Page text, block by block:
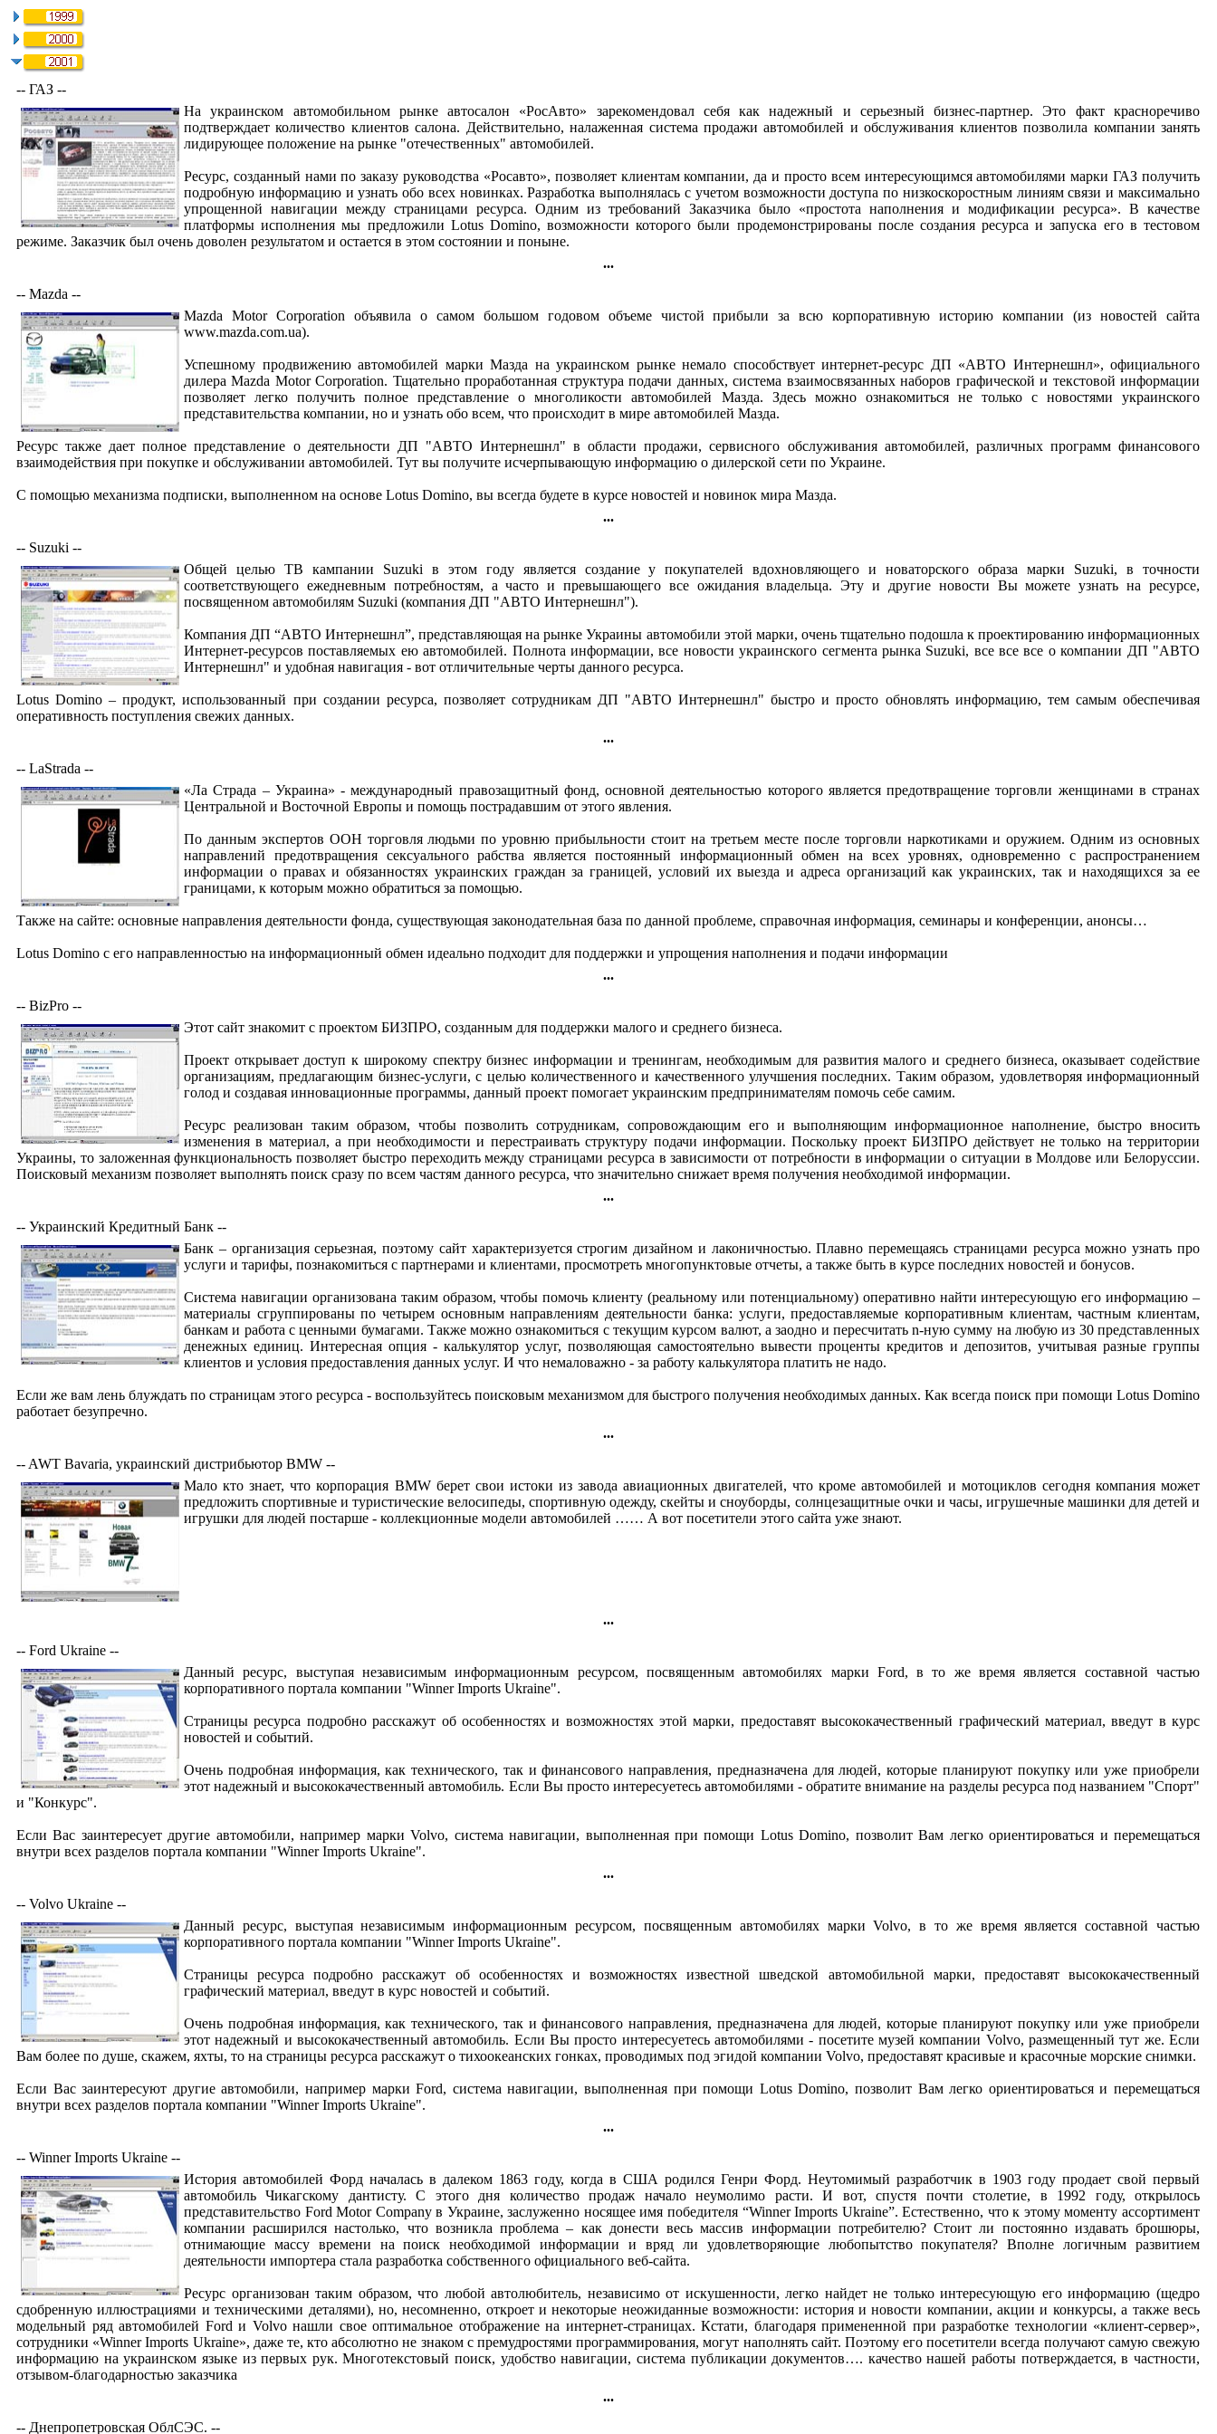
-- ГАЗ --
На украинском автомобильном рынке автосалон «РосАвто» зарекомендовал себя как надежный и серьезный бизнес-партнер. Это факт красноречиво
подтверждает количество клиентов салона. Действительно, налаженная система продажи автомобилей и обслуживания клиентов позволила компании занять
лидирующее положение на рынке "отечественных" автомобилей.
Ресурс, созданный нами по заказу руководства «Росавто», позволяет клиентам компании, да и просто всем интересующимся автомобилями марки ГАЗ получить
подробную информацию и узнать обо всех новинках. Разработка выполнялась с учетом возможности доступа по низкоскоростным линиям связи и максимально
упрощенной навигации между страницами ресурса. Одним из требований Заказчика было «простота наполнения и модификации ресурса». В качестве
платформы исполнения мы предложили Lotus Domino, возможности которого были продемонстрированы после создания ресурса и запуска его в тестовом
режиме. Заказчик был очень доволен результатом и остается в этом состоянии и поныне.
...
-- Mazda --
Mazda Motor Corporation объявила о самом большом годовом объеме чистой прибыли за всю корпоративную историю компании (из новостей сайта
www.mazda.com.ua).
Успешному продвижению автомобилей марки Мазда на украинском рынке немало способствует интернет-ресурс ДП «АВТО Интернешнл», официального
дилера Mazda Motor Corporation. Тщательно проработанная структура подачи данных, система взаимосвязанных наборов графической и текстовой информации
позволяет легко получить полное представление о многоликости автомобилей Мазда. Здесь можно ознакомиться не только с новостями украинского
представительства компании, но и узнать обо всем, что происходит в мире автомобилей Мазда.
Ресурс также дает полное представление о деятельности ДП "АВТО Интернешнл" в области продажи, сервисного обслуживания автомобилей, различных программ финансового
взаимодействия при покупке и обслуживании автомобилей. Тут вы получите исчерпывающую информацию о дилерской сети по Украине.
С помощью механизма подписки, выполненном на основе Lotus Domino, вы всегда будете в курсе новостей и новинок мира Мазда.
...
-- Suzuki --
Общей целью ТВ кампании Suzuki в этом году является создание у покупателей вдохновляющего и новаторского образа марки Suzuki, в точности
соответствующего ежедневным потребностям, а часто и превышающего все ожидания владельца. Эту и другие новости Вы можете узнать на ресурсе,
посвященном автомобилям Suzuki (компания ДП "АВТО Интернешнл").
Компания ДП “АВТО Интернешнл”, представляющая на рынке Украины автомобили этой марки, очень тщательно подошла к проектированию информационных
Интернет-ресурсов поставляемых ею автомобилей. Полнота информации, все новости украинского сегмента рынка Suzuki, все все все о компании ДП "АВТО
Интернешнл" и удобная навигация - вот отличительные черты данного ресурса.
Lotus Domino – продукт, использованный при создании ресурса, позволяет сотрудникам ДП "АВТО Интернешнл" быстро и просто обновлять информацию, тем самым обеспечивая
оперативность поступления свежих данных.
...
-- LaStrada --
«Ла Страда – Украина» - международный правозащитный фонд, основной деятельностью которого является предотвращение торговли женщинами в странах
Центральной и Восточной Европы и помощь пострадавшим от этого явления.
По данным экспертов ООН торговля людьми по уровню прибыльности стоит на третьем месте после торговли наркотиками и оружием. Одним из основных
направлений предотвращения сексуального рабства является постоянный информационный обмен на всех уровнях, одновременно с распространением
информации о правах и обязанностях украинских граждан за границей, условий их выезда и адреса организаций как украинских, так и находящихся за ее
границами, к которым можно обратиться за помощью.
Также на сайте: основные направления деятельности фонда, существующая законодательная база по данной проблеме, справочная информация, семинары и конференции, анонсы…
Lotus Domino с его направленностью на информационный обмен идеально подходит для поддержки и упрощения наполнения и подачи информации
...
-- BizPro --
Этот сайт знакомит с проектом БИЗПРО, созданным для поддержки малого и среднего бизнеса.
Проект открывает доступ к широкому спектру бизнес информации и тренингам, необходимым для развития малого и среднего бизнеса, оказывает содействие
организациям, предлагающим бизнес-услуги, с целью количественного и качественного улучшения последних. Таким образом, удовлетворяя информационный
голод и создавая инновационные программы, данный проект помогает украинским предпринимателям помочь себе самим.
Ресурс реализован таким образом, чтобы позволить сотрудникам, сопровождающим его и выполняющим информационное наполнение, быстро вносить
изменения в материал, а при необходимости и перестраивать структуру подачи информации. Поскольку проект БИЗПРО действует не только на территории
Украины, то заложенная функциональность позволяет быстро переходить между страницами ресурса в зависимости от потребности в информации о ситуации в Молдове или Белоруссии.
Поисковый механизм позволяет выполнять поиск сразу по всем частям данного ресурса, что значительно снижает время получения необходимой информации.
...
-- Украинский Кредитный Банк --
Банк – организация серьезная, поэтому сайт характеризуется строгим дизайном и лаконичностью. Плавно перемещаясь страницами ресурса можно узнать про
услуги и тарифы, познакомиться с партнерами и клиентами, просмотреть многопунктовые отчеты, а также быть в курсе последних новостей и бонусов.
Система навигации организована таким образом, чтобы помочь клиенту (реальному или потенциальному) оперативно найти интересующую его информацию –
материалы сгруппированы по четырем основным направлениям деятельности банка: услуги, предоставляемые корпоративным клиентам, частным клиентам,
банкам и работа с ценными бумагами. Также можно ознакомиться с текущим курсом валют, а заодно и пересчитать n-ную сумму на любую из 30 представленных
денежных единиц. Интересная опция - калькулятор услуг, позволяющая самостоятельно вывести проценты кредитов и депозитов, учитывая разные группы
клиентов и условия предоставления данных услуг. И что немаловажно - за работу калькулятора платить не надо.
Если же вам лень блуждать по страницам этого ресурса - воспользуйтесь поисковым механизмом для быстрого получения необходимых данных. Как всегда поиск при помощи Lotus Domino
работает безупречно.
...
-- AWT Bavaria, украинский дистрибьютор BMW --
Мало кто знает, что корпорация BMW берет свои истоки из завода авиационных двигателей, что кроме автомобилей и мотоциклов сегодня компания может
предложить спортивные и туристические велосипеды, спортивную одежду, скейты и сноуборды, солнцезащитные очки и часы, игрушечные машинки для детей и
игрушки для людей постарше - коллекционные модели автомобилей …… А вот посетители этого сайта уже знают.
...
-- Ford Ukraine --
Данный ресурс, выступая независимым информационным ресурсом, посвященным автомобилях марки Ford, в то же время является составной частью
корпоративного портала компании "Winner Imports Ukraine".
Страницы ресурса подробно расскажут об особенностях и возможностях этой марки, предоставят высококачественный графический материал, введут в курс
новостей и событий.
Очень подробная информация, как технического, так и финансового направления, предназначена для людей, которые планируют покупку или уже приобрели
этот надежный и высококачественный автомобиль. Если Вы просто интересуетесь автомобилями - обратите внимание на разделы ресурса под названием "Спорт"
и "Конкурс".
Если Вас заинтересует другие автомобили, например марки Volvo, система навигации, выполненная при помощи Lotus Domino, позволит Вам легко ориентироваться и перемещаться
внутри всех разделов портала компании "Winner Imports Ukraine".
...
-- Volvo Ukraine --
Данный ресурс, выступая независимым информационным ресурсом, посвященным автомобилях марки Volvo, в то же время является составной частью
корпоративного портала компании "Winner Imports Ukraine".
Страницы ресурса подробно расскажут об особенностях и возможностях известной шведской автомобильной марки, предоставят высококачественный
графический материал, введут в курс новостей и событий.
Очень подробная информация, как технического, так и финансового направления, предназначена для людей, которые планируют покупку или уже приобрели
этот надежный и высококачественный автомобиль. Если Вы просто интересуетесь автомобилями - посетите музей компании Volvo, размещенный тут же. Если
Вам более по душе, скажем, яхты, то на страницы ресурса расскажут о тихоокеанских гонках, проводимых под эгидой компании Volvo, предоставят красивые и красочные морские снимки.
Если Вас заинтересуют другие автомобили, например марки Ford, система навигации, выполненная при помощи Lotus Domino, позволит Вам легко ориентироваться и перемещаться
внутри всех разделов портала компании "Winner Imports Ukraine".
...
-- Winner Imports Ukraine --
История автомобилей Форд началась в далеком 1863 году, когда в США родился Генри Форд. Неутомимый разработчик в 1903 году продает свой первый
автомобиль Чикагскому дантисту. С этого дня количество продаж начало неумолимо расти. И вот, спустя почти столетие, в 1992 году, открылось
представительство Ford Motor Company в Украине, заслуженно носящее имя победителя “Winner Imports Ukraine”. Естественно, что к этому моменту ассортимент
компании расширился настолько, что возникла проблема – как донести весь массив информации потребителю? Стоит ли постоянно издавать брошюры,
отнимающие массу времени на поиск необходимой информации и вряд ли удовлетворяющие любопытство покупателя? Вполне логичным развитием
деятельности импортера стала разработка собственного официального веб-сайта.
Ресурс организован таким образом, что любой автолюбитель, независимо от искушенности, легко найдет не только интересующую его информацию (щедро
сдобренную иллюстрациями и техническими деталями), но, несомненно, откроет и некоторые неожиданные возможности: история и новости компании, акции и конкурсы, а также весь
модельный ряд автомобилей Ford и Volvo нашли свое оптимальное отображение на интернет-страницах. Кстати, благодаря примененной при разработке технологии «клиент-сервер»,
сотрудники «Winner Imports Ukraine», даже те, кто абсолютно не знаком с премудростями программирования, могут наполнять сайт. Поэтому его посетители всегда получают самую свежую
информацию на украинском языке из первых рук. Многотекстовый поиск, удобство навигации, система публикации документов…. качество нашей работы потверждается, в частности,
отзывом-благодарностью заказчика
...
-- Днепропетровская ОблСЭС. --